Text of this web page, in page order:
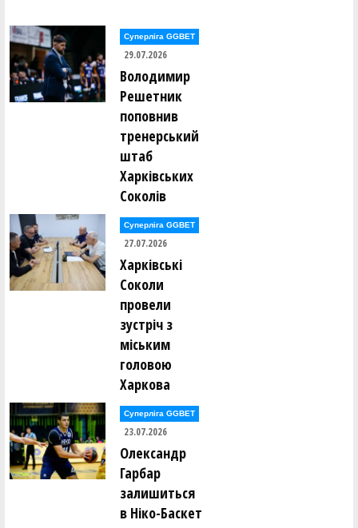
Евеліна Ринзак ()
Владислав Рогозін ()
Іван Росквас ()
Глєб Рудаков ()
Ганна Руденко ()
Альбіна Сазонова ()
Сергій Сальніков ()
Сергій Сальніков ()
Роман Свиницький ()
Вясчеслав Севаст'янов ()
Євген Селіванов ()
Світлана Середня ()
Олег Сивулицький ()
Валентин Сліпуха ()
Сергій Слободянюк ()
В'ячеслав Слюсар ()
Станіслав Смірнов ()
Віктор Соболевський ()
Ігор Соловей ()
Антон Соловйов ()
Євген Сорока ()
Анна Сорокіна (Литвин) ()
Євгенія Спітковська ()
Максим Сташук ()
Богдан Стеценко ()
Ярослав Стецюк ()
Андрій Ступченко ()
Олександр Сукачов ()
Суперліга GGBET
29.07.2026
Володимир
Решетник
поповнив
тренерський
штаб
Харківських
Соколів
Суперліга GGBET
27.07.2026
Харківські
Соколи
провели
зустріч з
міським
головою
Харкова
Суперліга GGBET
23.07.2026
Олександр
Гарбар
залишиться
в Ніко-Баскет